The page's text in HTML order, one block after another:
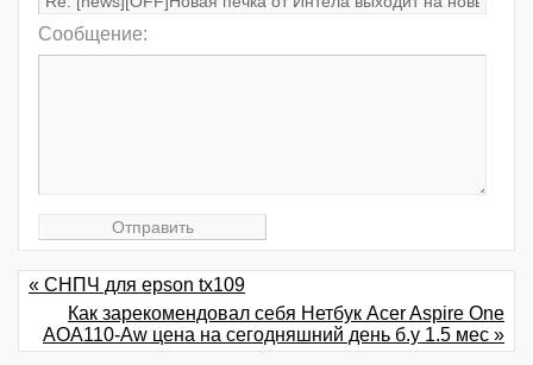
Сообщение:
« СНПЧ для epson tx109
Как зарекомендовал себя Нетбук Acer Aspire One
AOA110-Aw цена на сегодняшний день б.у 1.5 мес »